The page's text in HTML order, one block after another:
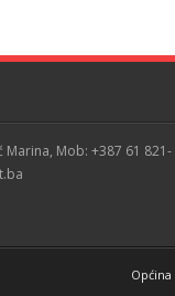
Mob: +387 61 821-